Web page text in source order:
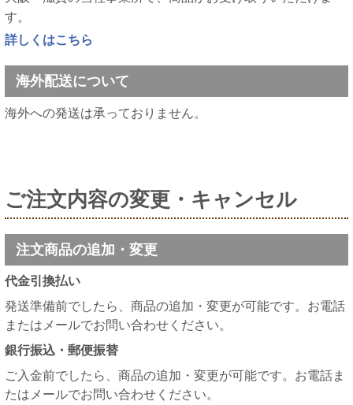
す。
詳しくはこちら
海外配送について
海外への発送は承っておりません。
ご注文内容の変更・キャンセル
注文商品の追加・変更
代金引換払い
発送準備前でしたら、商品の追加・変更が可能です。お電話
またはメールでお問い合わせください。
銀行振込・郵便振替
ご入金前でしたら、商品の追加・変更が可能です。お電話ま
たはメールでお問い合わせください。